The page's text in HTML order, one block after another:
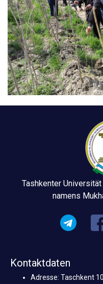
Tashkenter
namens
Kontaktdaten
Adresse: Taschkent